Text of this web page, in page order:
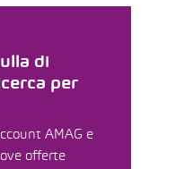
di
per
AMAG e
offerte